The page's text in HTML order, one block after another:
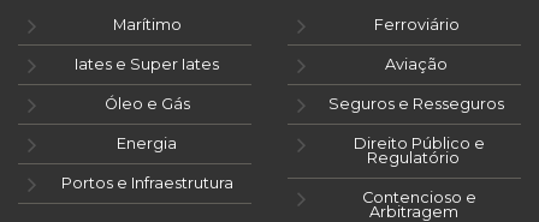
Marítimo
Iates e Super Iates
Óleo e Gás
Energia
Portos e Infraestrutura
Ferroviário
Aviação
Seguros e Resseguros
Direito Público e
Regulatório
Contencioso e
Arbitragem